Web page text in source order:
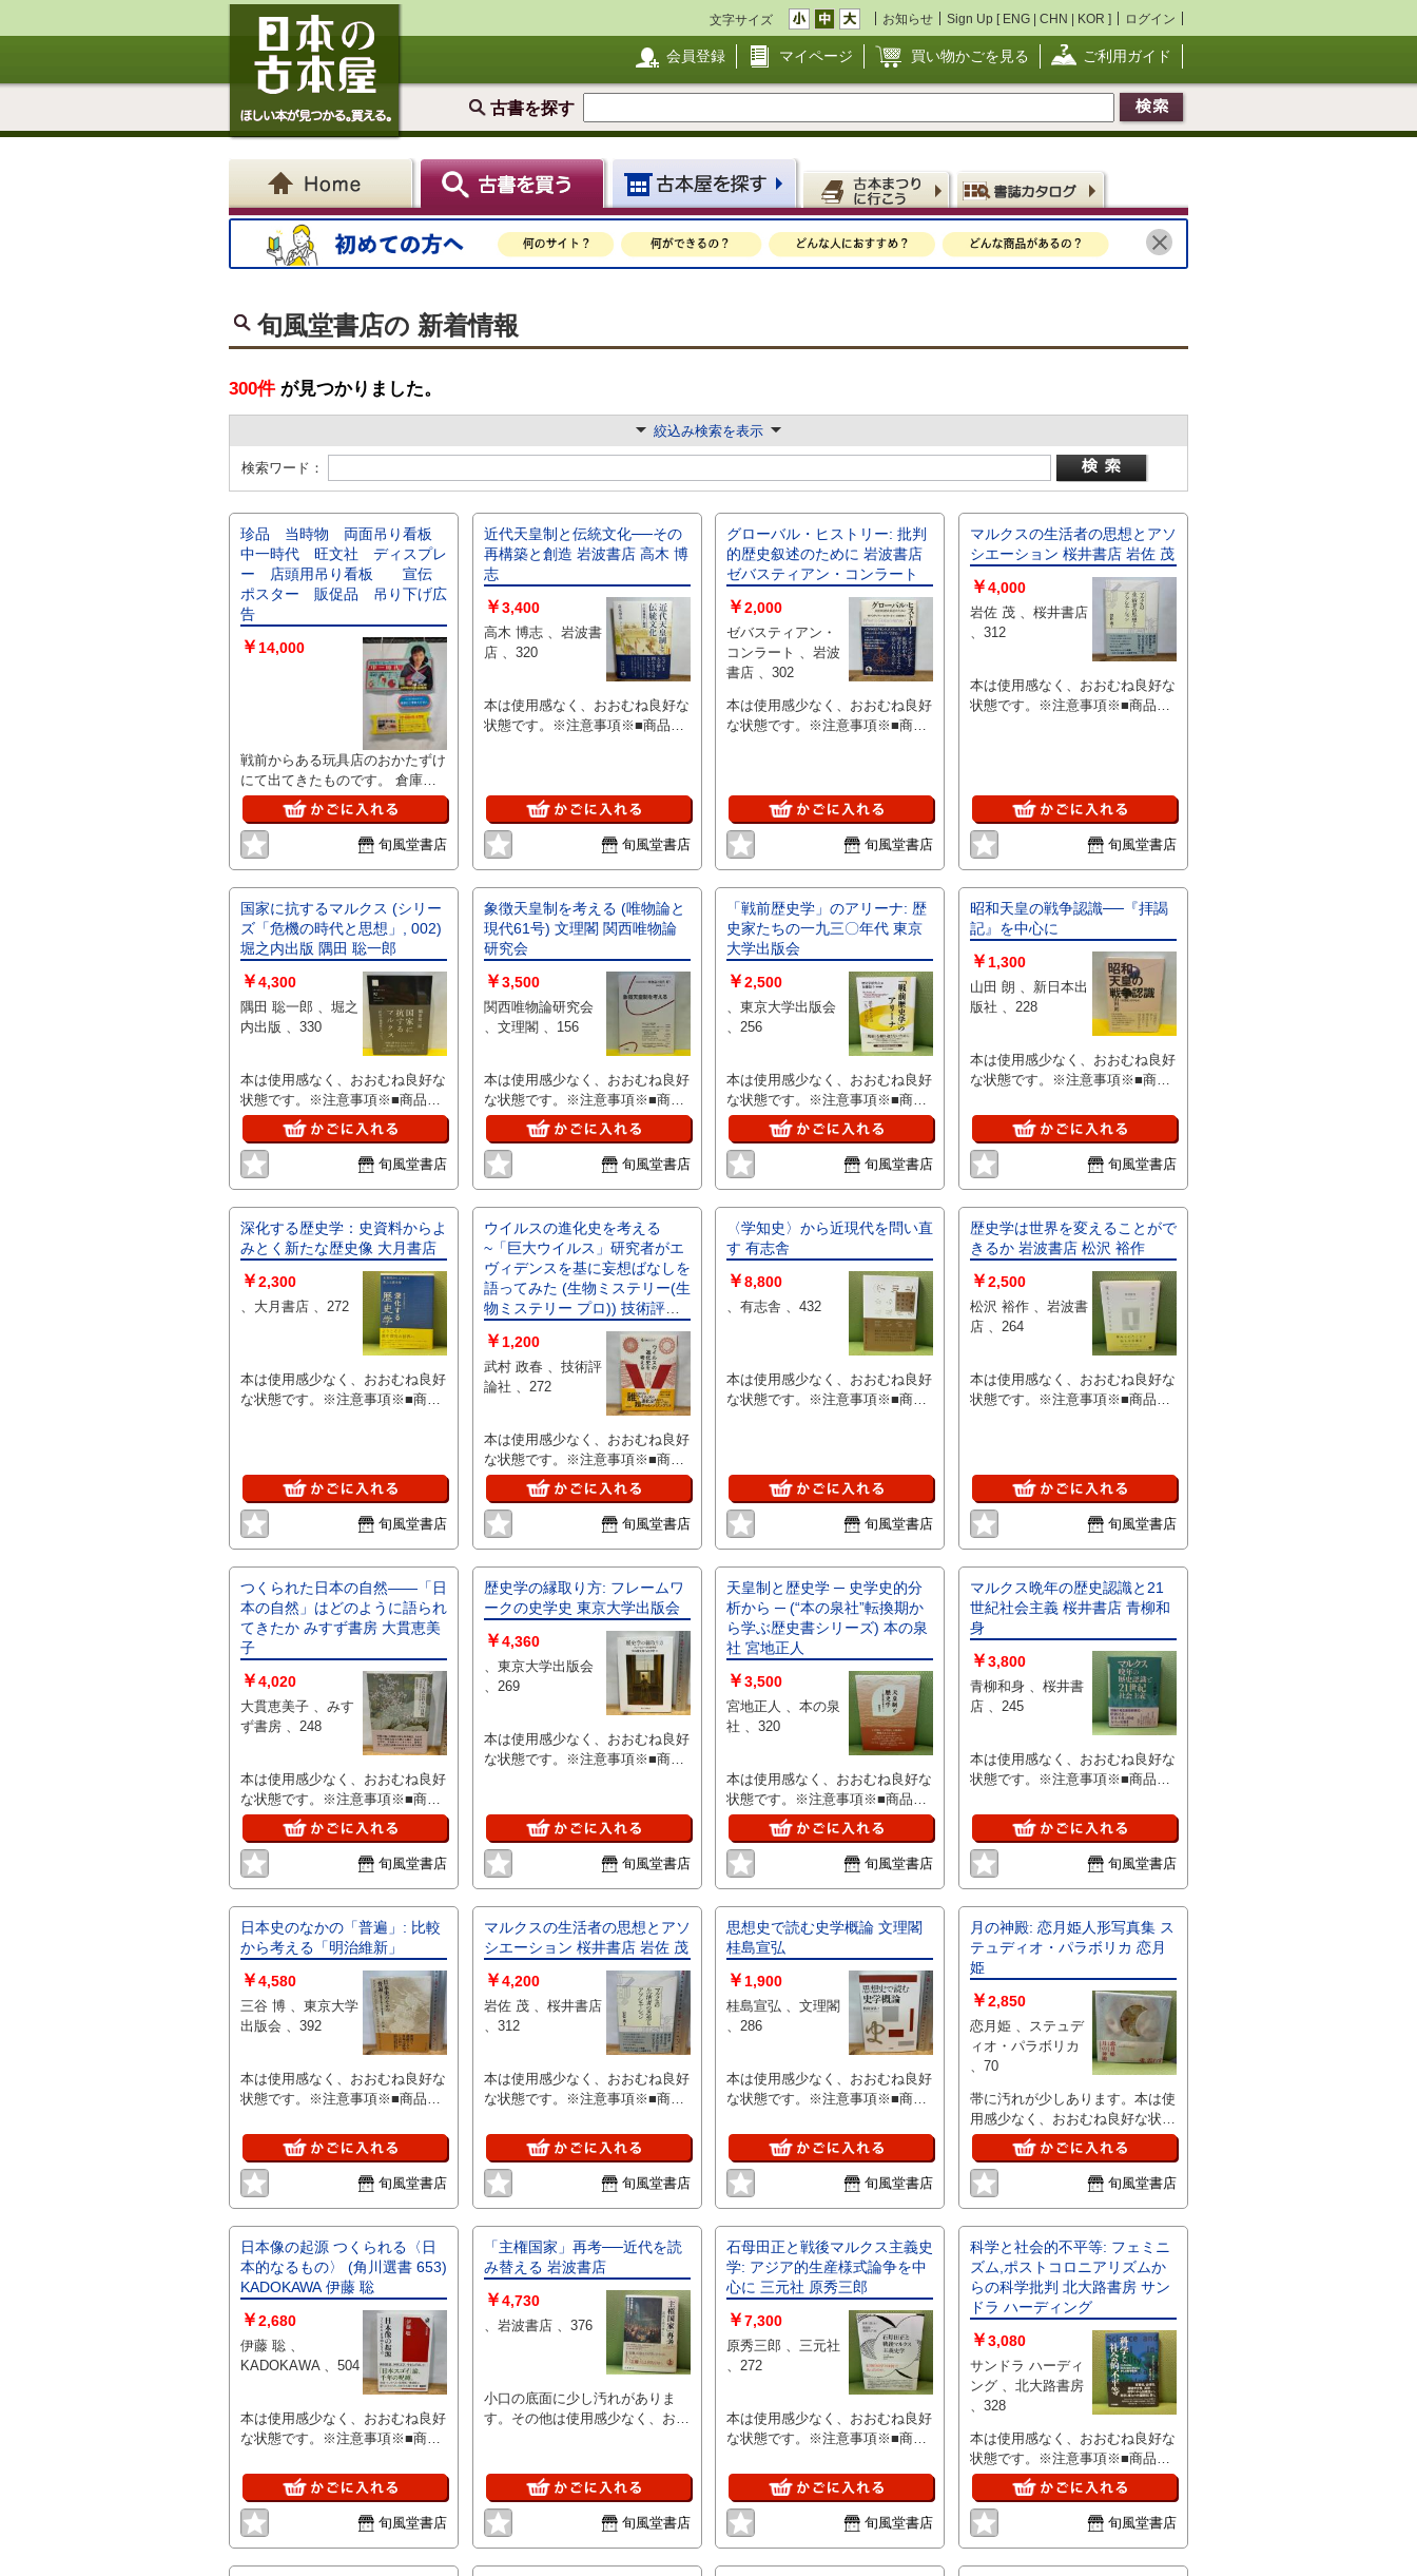
文字サイズ お知らせ Sign Up [ ENG | CHN | KOR ] ログイン
会員登録 マイページ 買い物かごを見る ご利用ガイド
古書を探す
旬風堂書店の 新着情報
300件 が見つかりました。
絞込み検索を表示
検索ワード：
珍品 当時物 両面吊り看板
中一時代 旺文社 ディスプレ
ー 店頭用吊り看板 宣伝
ポスター 販促品 吊り下げ広
告
￥ 14,000
戦前からある玩具店のおかたずけ
にて出てきたものです。 倉庫に
長期眠っていたものです。 簡易
クリーニングしましたが傷んでし
まっては台無しになるので埃を払
うだけにしました。 現状でのお
大 約62㎝ 縦 最大 約81㎝
外観から未開封かと思います。が
当方での未開封保障は出来かねま
すことご了承ください。 撮影の
為開封しました。 保存上での経
年劣化があれるかもしれません。
汚れやホコリやシミなど箱を含め
傷みあり。 正常動作の確認は出
来ておりませんので御承知、御理
解頂ける方。 詳しい者がおらず
質問には答えることが出来ません
のでご了承下さる方でお願いしま
す。 詳細こちらは何もわかりま
せん。画像が全てだと御承知、御
理解頂ける方でよろしくお願いい
旬風堂書店
近代天皇制と伝統文化──その
再構築と創造 岩波書店 高木 博
志
￥3,400
高木 博志 、岩波書
店 、320
本は使用感なく、おおむね良好な
状態です。※注意事項※■商品・
商品の場合、記載されていない物
は『付属なし』とご理解下さい。
旬風堂書店
グローバル・ヒストリー: 批判
的歴史叙述のために 岩波書店
ゼバスティアン・コンラート
￥2,000
ゼバスティアン・
コンラート 、岩波
書店 、302
本は使用感少なく、おおむね良好
な状態です。※注意事項※■商
ある商品の場合、記載されていな
い物は『付属なし』とご理解下さ
い。
旬風堂書店
マルクスの生活者の思想とアソ
シエーション 桜井書店 岩佐 茂
￥4,000
岩佐 茂 、桜井書店
、312
本は使用感なく、おおむね良好な
状態です。※注意事項※■商品・
は『付属なし』とご理解下さい。
旬風堂書店
国家に抗するマルクス (シリー
ズ「危機の時代と思想」, 002)
堀之内出版 隅田 聡一郎
￥4,300
隅田 聡一郎 、堀之
内出版 、330
本は使用感なく、おおむね良好な
状態です。※注意事項※■商品・
状態はコンディションガイドライ
ンに基づき、判断・出品されてお
ります。■付録等の付属品がある
商品の場合、記載されていない物
旬風堂書店
象徴天皇制を考える (唯物論と
現代61号) 文理閣 関西唯物論
研究会
￥3,500
関西唯物論研究会
、文理閣 、156
本は使用感少なく、おおむね良好
な状態です。※注意事項※■商
品・状態はコンディションガイド
ラインに基づき、判断・出品され
ております。■付録等の付属品が
ある商品の場合、記載されていな
い。
旬風堂書店
「戦前歴史学」のアリーナ: 歴
史家たちの一九三〇年代 東京
大学出版会
￥2,500
、東京大学出版会
、256
本は使用感少なく、おおむね良好
な状態です。※注意事項※■商
品・状態はコンディションガイド
ラインに基づき、判断・出品され
ております。■付録等の付属品が
ある商品の場合、記載されていな
い。
旬風堂書店
昭和天皇の戦争認識──『拝謁
記』を中心に
￥ 1,300
山田 朗 、新日本出
版社 、228
本は使用感少なく、おおむね良好
な状態です。※注意事項※■商
ラインに基づき、判断・出品され
ております。■付録等の付属品が
ある商品の場合、記載されていな
い物は『付属なし』とご理解下さ
旬風堂書店
深化する歴史学：史資料からよ
みとく新たな歴史像 大月書店
￥2,300
、大月書店 、272
本は使用感少なく、おおむね良好
な状態です。※注意事項※■商
ある商品の場合、記載されていな
い物は『付属なし』とご理解下さ
い。
旬風堂書店
ウイルスの進化史を考える
~「巨大ウイルス」研究者がエ
ヴィデンスを基に妄想ばなしを
語ってみた (生物ミステリー(生
物ミステリー プロ)) 技術評論
￥ 1,200
武村 政春 、技術評
論社 、272
本は使用感少なく、おおむね良好
な状態です。※注意事項※■商
品・状態はコンディションガイド
ラインに基づき、判断・出品され
ております。■付録等の付属品が
ある商品の場合、記載されていな
い。
旬風堂書店
〈学知史〉から近現代を問い直
す 有志舎
￥8,800
、有志舎 、432
本は使用感少なく、おおむね良好
な状態です。※注意事項※■商
ある商品の場合、記載されていな
い物は『付属なし』とご理解下さ
い。
旬風堂書店
歴史学は世界を変えることがで
きるか 岩波書店 松沢 裕作
￥2,500
松沢 裕作 、岩波書
店 、264
本は使用感なく、おおむね良好な
状態です。※注意事項※■商品・
商品の場合、記載されていない物
は『付属なし』とご理解下さい。
旬風堂書店
つくられた日本の自然――「日
本の自然」はどのように語られ
てきたか みすず書房 大貫恵美
子
￥4,020
大貫恵美子 、みす
ず書房 、248
本は使用感少なく、おおむね良好
な状態です。※注意事項※■商
品・状態はコンディションガイド
ラインに基づき、判断・出品され
ております。■付録等の付属品が
ある商品の場合、記載されていな
い。
旬風堂書店
歴史学の縁取り方: フレームワ
ークの史学史 東京大学出版会
￥4,360
、東京大学出版会
、269
本は使用感少なく、おおむね良好
な状態です。※注意事項※■商
ております。■付録等の付属品が
ある商品の場合、記載されていな
い物は『付属なし』とご理解下さ
い。
旬風堂書店
天皇制と歴史学 ─ 史学史的分
析から ─ (“本の泉社”転換期か
ら学ぶ歴史書シリーズ) 本の泉
社 宮地正人
￥3,500
宮地正人 、本の泉
社 、320
本は使用感なく、おおむね良好な
状態です。※注意事項※■商品・
状態はコンディションガイドライ
ンに基づき、判断・出品されてお
ります。■付録等の付属品がある
商品の場合、記載されていない物
旬風堂書店
マルクス晩年の歴史認識と21
世紀社会主義 桜井書店 青柳和
身
￥3,800
青柳和身 、桜井書
店 、245
本は使用感なく、おおむね良好な
状態です。※注意事項※■商品・
ンに基づき、判断・出品されてお
ります。■付録等の付属品がある
商品の場合、記載されていない物
は『付属なし』とご理解下さい。
旬風堂書店
日本史のなかの「普遍」: 比較
から考える「明治維新」
￥4,580
三谷 博 、東京大学
出版会 、392
本は使用感なく、おおむね良好な
状態です。※注意事項※■商品・
ンに基づき、判断・出品されてお
ります。■付録等の付属品がある
商品の場合、記載されていない物
は『付属なし』とご理解下さい。
旬風堂書店
マルクスの生活者の思想とアソ
シエーション 桜井書店 岩佐 茂
￥4,200
岩佐 茂 、桜井書店
、312
本は使用感少なく、おおむね良好
な状態です。※注意事項※■商
ラインに基づき、判断・出品され
ております。■付録等の付属品が
ある商品の場合、記載されていな
い物は『付属なし』とご理解下さ
旬風堂書店
思想史で読む史学概論 文理閣
桂島宣弘
￥ 1,900
桂島宣弘 、文理閣
、286
本は使用感少なく、おおむね良好
な状態です。※注意事項※■商
ラインに基づき、判断・出品され
ております。■付録等の付属品が
ある商品の場合、記載されていな
い物は『付属なし』とご理解下さ
旬風堂書店
月の神殿: 恋月姫人形写真集 ス
テュディオ・パラボリカ 恋月
姫
￥2,850
恋月姫 、ステュデ
ィオ・パラボリカ
、70
帯に汚れが少しあります。本は使
用感少なく、おおむね良好な状態
です。※注意事項※■商品・状態
はコンディションガイドラインに
基づき、判断・出品されておりま
す。■付録等の付属品がある商品
『付属なし』とご理解下さい。
旬風堂書店
日本像の起源 つくられる〈日
本的なるもの〉 (角川選書 653)
KADOKAWA 伊藤 聡
￥2,680
伊藤 聡 、
KADOKAWA 、504
本は使用感少なく、おおむね良好
な状態です。※注意事項※■商
ラインに基づき、判断・出品され
ております。■付録等の付属品が
ある商品の場合、記載されていな
い物は『付属なし』とご理解下さ
旬風堂書店
「主権国家」再考──近代を読
み替える 岩波書店
￥4,730
、岩波書店 、376
小口の底面に少し汚れがありま
す。その他は使用感少なく、おお
ガイドラインに基づき、判断・出
品されております。■付録等の付
属品がある商品の場合、記載され
ていない物は『付属なし』とご理
旬風堂書店
石母田正と戦後マルクス主義史
学: アジア的生産様式論争を中
心に 三元社 原秀三郎
￥7,300
原秀三郎 、三元社
、272
本は使用感少なく、おおむね良好
な状態です。※注意事項※■商
ラインに基づき、判断・出品され
ております。■付録等の付属品が
ある商品の場合、記載されていな
い物は『付属なし』とご理解下さ
旬風堂書店
科学と社会的不平等: フェミニ
ズム,ポストコロニアリズムか
らの科学批判 北大路書房 サン
ドラ ハーディング
￥3,080
サンドラ ハーディ
ング 、北大路書房
、328
本は使用感なく、おおむね良好な
状態です。※注意事項※■商品・
状態はコンディションガイドライ
ンに基づき、判断・出品されてお
ります。■付録等の付属品がある
商品の場合、記載されていない物
旬風堂書店